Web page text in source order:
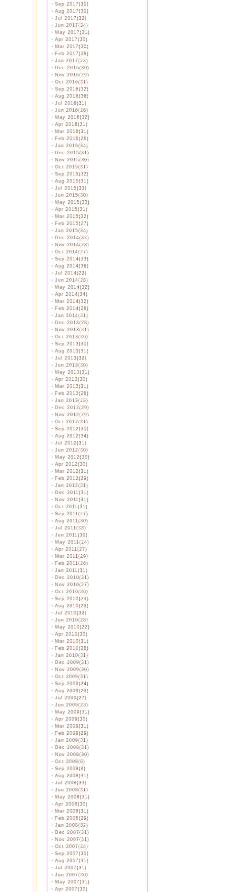
・ Sep 2017(30)
・ Aug 2017(30)
・ Jul 2017(32)
・ Jun 2017(34)
・ May 2017(31)
・ Apr 2017(30)
・ Mar 2017(30)
・ Feb 2017(28)
・ Jan 2017(28)
・ Dec 2016(30)
・ Nov 2016(29)
・ Oct 2016(31)
・ Sep 2016(32)
・ Aug 2016(36)
・ Jul 2016(31)
・ Jun 2016(26)
・ May 2016(32)
・ Apr 2016(31)
・ Mar 2016(31)
・ Feb 2016(26)
・ Jan 2016(34)
・ Dec 2015(31)
・ Nov 2015(30)
・ Oct 2015(31)
・ Sep 2015(32)
・ Aug 2015(31)
・ Jul 2015(33)
・ Jun 2015(30)
・ May 2015(33)
・ Apr 2015(31)
・ Mar 2015(32)
・ Feb 2015(27)
・ Jan 2015(34)
・ Dec 2014(32)
・ Nov 2014(28)
・ Oct 2014(27)
・ Sep 2014(33)
・ Aug 2014(36)
・ Jul 2014(22)
・ Jun 2014(28)
・ May 2014(32)
・ Apr 2014(34)
・ Mar 2014(32)
・ Feb 2014(28)
・ Jan 2014(31)
・ Dec 2013(28)
・ Nov 2013(31)
・ Oct 2013(30)
・ Sep 2013(30)
・ Aug 2013(31)
・ Jul 2013(32)
・ Jun 2013(30)
・ May 2013(31)
・ Apr 2013(30)
・ Mar 2013(31)
・ Feb 2013(28)
・ Jan 2013(28)
・ Dec 2012(29)
・ Nov 2012(29)
・ Oct 2012(31)
・ Sep 2012(30)
・ Aug 2012(34)
・ Jul 2012(31)
・ Jun 2012(30)
・ May 2012(30)
・ Apr 2012(30)
・ Mar 2012(31)
・ Feb 2012(29)
・ Jan 2012(31)
・ Dec 2011(31)
・ Nov 2011(31)
・ Oct 2011(31)
・ Sep 2011(27)
・ Aug 2011(30)
・ Jul 2011(33)
・ Jun 2011(30)
・ May 2011(24)
・ Apr 2011(27)
・ Mar 2011(29)
・ Feb 2011(26)
・ Jan 2011(31)
・ Dec 2010(31)
・ Nov 2010(27)
・ Oct 2010(30)
・ Sep 2010(29)
・ Aug 2010(29)
・ Jul 2010(32)
・ Jun 2010(28)
・ May 2010(22)
・ Apr 2010(30)
・ Mar 2010(31)
・ Feb 2010(28)
・ Jan 2010(31)
・ Dec 2009(31)
・ Nov 2009(30)
・ Oct 2009(31)
・ Sep 2009(24)
・ Aug 2009(29)
・ Jul 2009(27)
・ Jun 2009(23)
・ May 2009(31)
・ Apr 2009(30)
・ Mar 2009(31)
・ Feb 2009(29)
・ Jan 2009(31)
・ Dec 2008(31)
・ Nov 2008(30)
・ Oct 2008(8)
・ Sep 2008(9)
・ Aug 2008(31)
・ Jul 2008(33)
・ Jun 2008(31)
・ May 2008(31)
・ Apr 2008(30)
・ Mar 2008(31)
・ Feb 2008(29)
・ Jan 2008(32)
・ Dec 2007(31)
・ Nov 2007(31)
・ Oct 2007(24)
・ Sep 2007(30)
・ Aug 2007(31)
・ Jul 2007(31)
・ Jun 2007(30)
・ May 2007(31)
・ Apr 2007(30)